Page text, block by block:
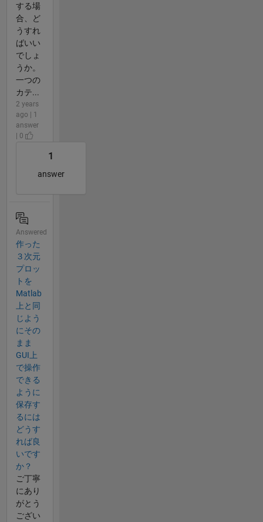
する場
合、ど
うすれ
ばいい
でしょ
うか。
一つの
カテ...
2 years
ago | 1
answer
| 0
1
answer
Answered
作った
３次元
プロッ
トを
Matlab
上と同
じよう
にその
まま
GUI上
で操作
できる
ように
保存す
るには
どうす
れば良
いです
か？
ご丁寧
にあり
がとう
ござい